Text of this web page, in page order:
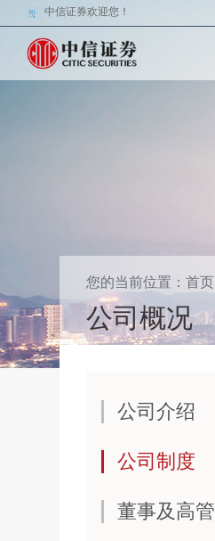
中信证券欢迎您！
您的当前位置：首页
公司概况
公司介绍
公司制度
董事及高管